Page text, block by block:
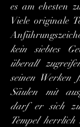
es am ehesten
Viele originale
kein siebtes
überall
seinen Werken
Säulen mit
darf er sich
Tempel